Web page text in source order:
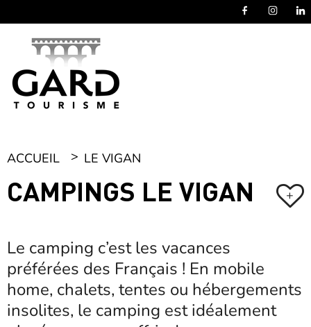
ACCUEIL LE VIGAN
CAMPINGS LE VIGAN +
Le camping c’est les vacances
préférées des Français ! En mobile
home, chalets, tentes ou hébergements
insolites, le camping est idéalement